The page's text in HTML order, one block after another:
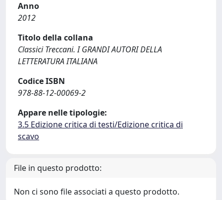
Anno
2012
Titolo della collana
Classici Treccani. I GRANDI AUTORI DELLA
LETTERATURA ITALIANA
Codice ISBN
978-88-12-00069-2
Appare nelle tipologie:
3.5 Edizione critica di testi/Edizione critica di
scavo
File in questo prodotto:
Non ci sono file associati a questo prodotto.